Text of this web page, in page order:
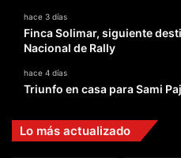
hace 3 días
Finca Solimar, siguiente
Nacional de Rally
hace 4 días
Triunfo en casa para Sami
Lo más actualizado